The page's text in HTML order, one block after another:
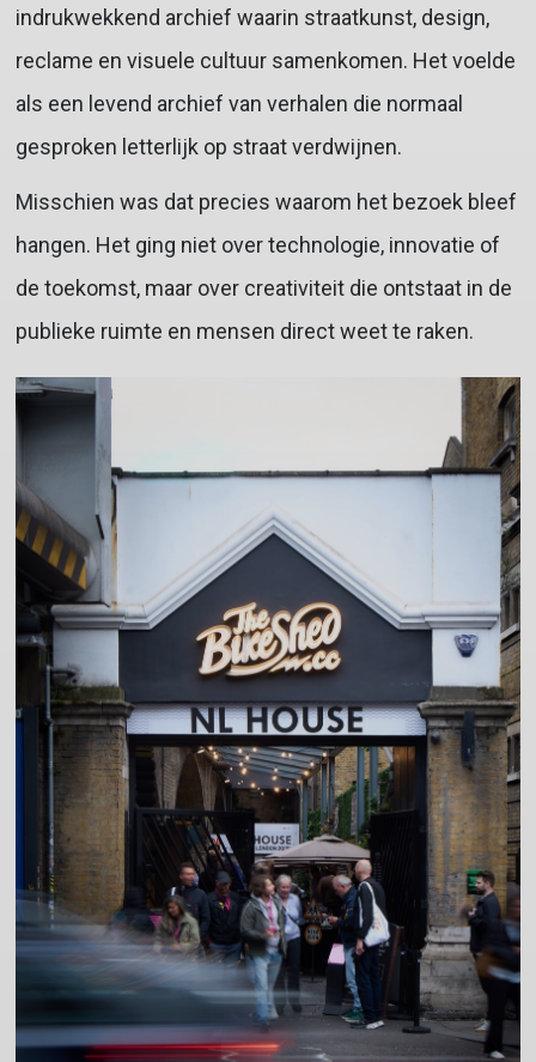
indrukwekkend archief waarin straatkunst, design,
reclame en visuele cultuur samenkomen. Het voelde
als een levend archief van verhalen die normaal
gesproken letterlijk op straat verdwijnen.
Misschien was dat precies waarom het bezoek bleef
hangen. Het ging niet over technologie, innovatie of
de toekomst, maar over creativiteit die ontstaat in de
publieke ruimte en mensen direct weet te raken.